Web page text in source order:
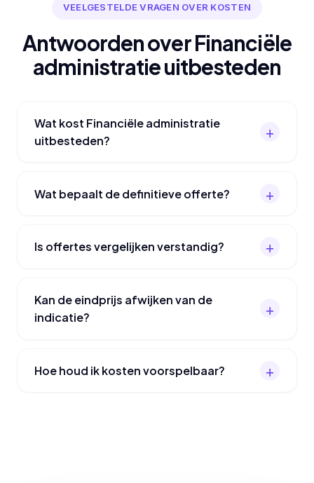
VEELGESTELDE VRAGEN OVER KOSTEN
Antwoorden over Financiële
administratie uitbesteden
Wat kost Financiële administratie
uitbesteden?
Wat bepaalt de definitieve offerte?
Is offertes vergelijken verstandig?
Kan de eindprijs afwijken van de
indicatie?
Hoe houd ik kosten voorspelbaar?